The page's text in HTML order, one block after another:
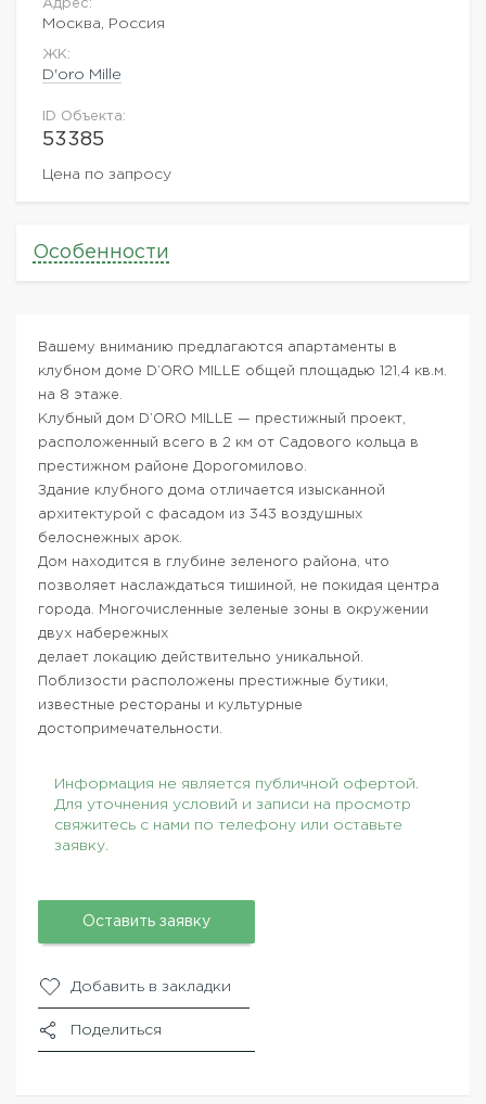
Адрес:
Москва, Россия
ЖK:
D'oro Mille
ID Объекта:
53385
Цена по запросу
Особенности
Вашему вниманию предлагаются апартаменты в
клубном доме D’ORO MILLE общей площадью 121,4 кв.м.
на 8 этаже.
Клубный дом D’ORO MILLE — престижный проект,
расположенный всего в 2 км от Садового кольца в
престижном районе Дорогомилово.
Здание клубного дома отличается изысканной
архитектурой с фасадом из 343 воздушных
белоснежных арок.
Дом находится в глубине зеленого района, что
позволяет наслаждаться тишиной, не покидая центра
города. Многочисленные зеленые зоны в окружении
двух набережных
делает локацию действительно уникальной.
Поблизости расположены престижные бутики,
известные рестораны и культурные
достопримечательности.
Информация не является публичной офертой.
Для уточнения условий и записи на просмотр
свяжитесь с нами по телефону или оставьте
заявку.
Оставить заявку
Добавить в закладки
Поделиться